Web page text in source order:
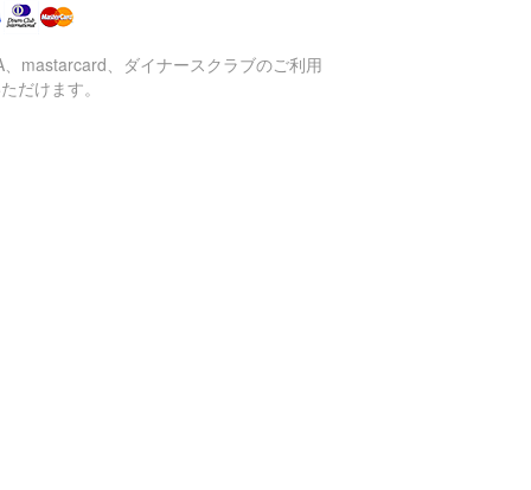
、mastarcard、ダイナースクラブのご利用
だけます。